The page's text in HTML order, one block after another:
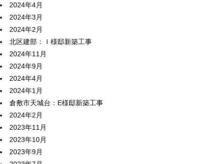
2024年4月
2024年3月
2024年2月
北区建部：Ｉ様邸新築工事
2024年11月
2024年9月
2024年4月
2024年1月
倉敷市天城台：E様邸新築工事
2024年2月
2023年11月
2023年10月
2023年9月